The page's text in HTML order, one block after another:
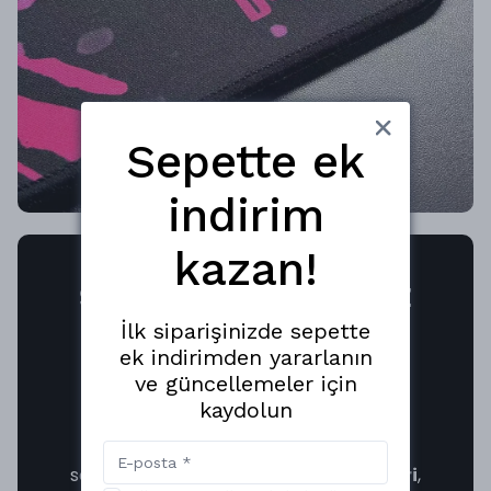
SAĞLAM YAPI, SARSILMAZ
ZEMİN
490x420x4mmboyutlarıyla geniş bir
hareket alanı sunan B4N, masanıza
yüksek yoğunluklu kaymaz kauçuk
tabanıile sabitlenir. Yüzeyle aynı
seviyedekialçak profilli kenar dikişleri,
Sepette ek
indirim
kazan!
İlk siparişinizde sepette
ek indirimden yararlanın
ve güncellemeler için
kaydolun